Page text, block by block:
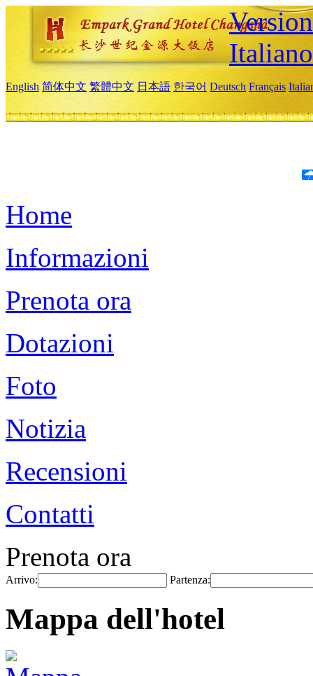
Italiano
English 简体中文 繁體中文 日本語 한국어 Deutsch Français
Home
Informazioni
Prenota ora
Dotazioni
Foto
Notizia
Recensioni
Contatti
Prenota ora
Arrivo: Partenza:
Mappa dell'hotel